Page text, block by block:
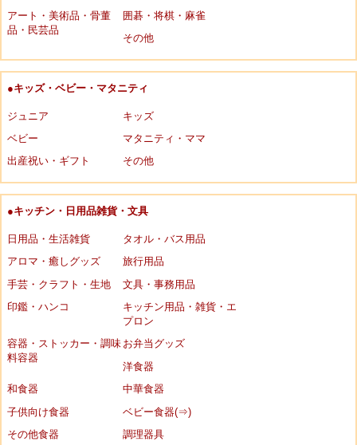
アート・美術品・骨董
品・民芸品
囲碁・将棋・麻雀
その他
●キッズ・ベビー・マタニティ
ジュニア
キッズ
ベビー
マタニティ・ママ
出産祝い・ギフト
その他
●キッチン・日用品雑貨・文具
日用品・生活雑貨
タオル・バス用品
アロマ・癒しグッズ
旅行用品
手芸・クラフト・生地
文具・事務用品
印鑑・ハンコ
キッチン用品・雑貨・エ
プロン
容器・ストッカー・調味
料容器
お弁当グッズ
洋食器
和食器
中華食器
子供向け食器
ベビー食器(⇒)
その他食器
調理器具